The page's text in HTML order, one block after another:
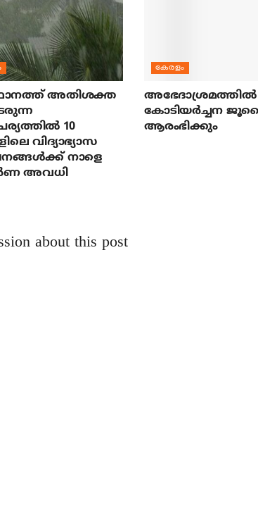
അതിശക്ത
10
വിദ്യാഭ്യാസ
നാളെ
അവധി
കേരളം
അഭേദാശ്രമത്തില്‍
കോടിയര്‍ച്ചന
ആരംഭിക്കും
about this post